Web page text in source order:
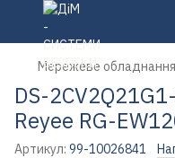
Мережеве обладнання
DS-
Reyee RG-
Артикул: 99-10026841